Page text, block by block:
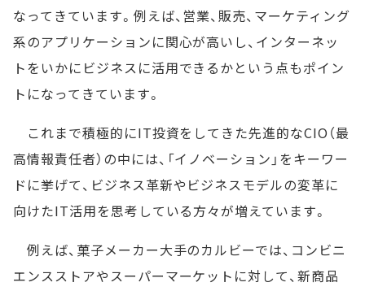
なってきています。例えば、営業、販売、マーケティング
系のアプリケーションに関心が高いし、インターネッ
トをいかにビジネスに活用できるかという点もポイン
トになってきています。
これまで積極的にIT投資をしてきた先進的なCIO（最
高情報責任者）の中には、「イノベーション」をキーワー
ドに挙げて、ビジネス革新やビジネスモデルの変革に
向けたIT活用を思考している方々が増えています。
例えば、菓子メーカー大手のカルビーでは、コンビニ
エンスストアやスーパーマーケットに対して、新商品